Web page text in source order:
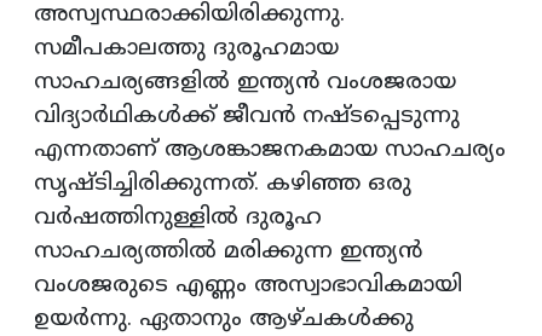
അസ്വസ്ഥരാക്കിയിരിക്കുന്നു.
സമീപകാലത്തു ദുരൂഹമായ
സാഹചര്യങ്ങളിൽ ഇന്ത്യൻ വംശജരായ
വിദ്യാർഥികൾക്ക് ജീവൻ നഷ്ടപ്പെടുന്നു
എന്നതാണ് ആശങ്കാജനകമായ സാഹചര്യം
സൃഷ്ടിച്ചിരിക്കുന്നത്. കഴിഞ്ഞ ഒരു
വർഷത്തിനുള്ളിൽ ദുരൂഹ
സാഹചര്യത്തിൽ മരിക്കുന്ന ഇന്ത്യൻ
വംശജരുടെ എണ്ണം അസ്വാഭാവികമായി
ഉയർന്നു. ഏതാനും ആഴ്ചകൾക്കു